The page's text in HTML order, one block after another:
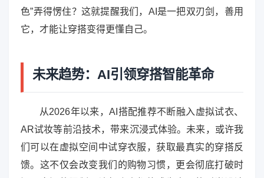
色”弄得愣住？这就提醒我们，AI是一把双刃剑，善用
它，才能让穿搭变得更懂自己。
未来趋势：AI引领穿搭智能革命
从2026年以来，AI搭配推荐不断融入虚拟试衣、
AR试妆等前沿技术，带来沉浸式体验。未来，或许我
们可以在虚拟空间中试穿衣服，获取最真实的穿搭反
馈。这不仅会改变我们的购物习惯，更会彻底打破时